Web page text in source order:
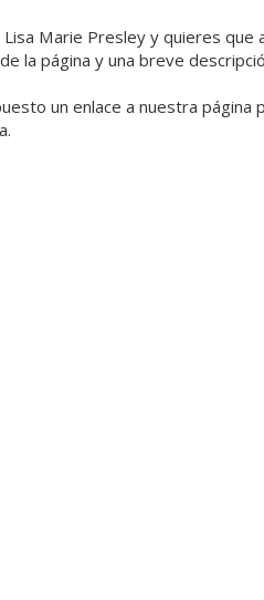
Marie Presley y quieres que
la página y una breve
un enlace a nuestra página